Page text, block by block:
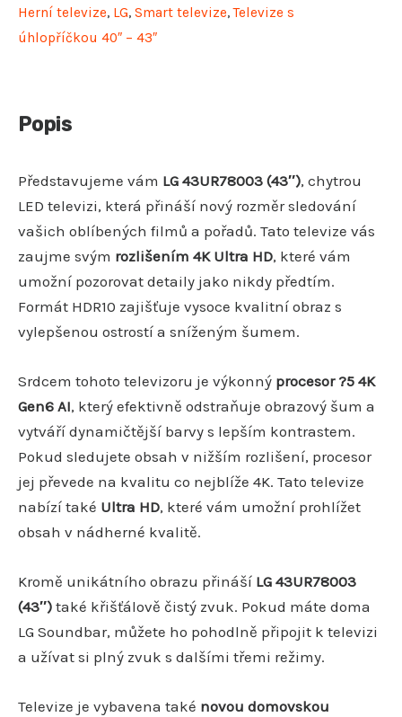
Herní televize, LG, Smart televize,Televize s
úhlopříčkou 40″ – 43″
Popis
Představujeme vám LG 43UR78003 (43″), chytrou
LED televizi, která přináší nový rozměr sledování
vašich oblíbených filmů a pořadů. Tato televize vás
zaujme svým rozlišením 4K Ultra HD, které vám
umožní pozorovat detaily jako nikdy předtím.
Formát HDR10 zajišťuje vysoce kvalitní obraz s
vylepšenou ostrostí a sníženým šumem.
Srdcem tohoto televizoru je výkonný procesor ?5 4K
Gen6 AI, který efektivně odstraňuje obrazový šum a
vytváří dynamičtější barvy s lepším kontrastem.
Pokud sledujete obsah v nižším rozlišení, procesor
jej převede na kvalitu co nejblíže 4K. Tato televize
nabízí také Ultra HD, které vám umožní prohlížet
obsah v nádherné kvalitě.
Kromě unikátního obrazu přináší LG 43UR78003
(43″) také křišťálově čistý zvuk. Pokud máte doma
LG Soundbar, můžete ho pohodlně připojit k televizi
a užívat si plný zvuk s dalšími třemi režimy.
Televize je vybavena také novou domovskou